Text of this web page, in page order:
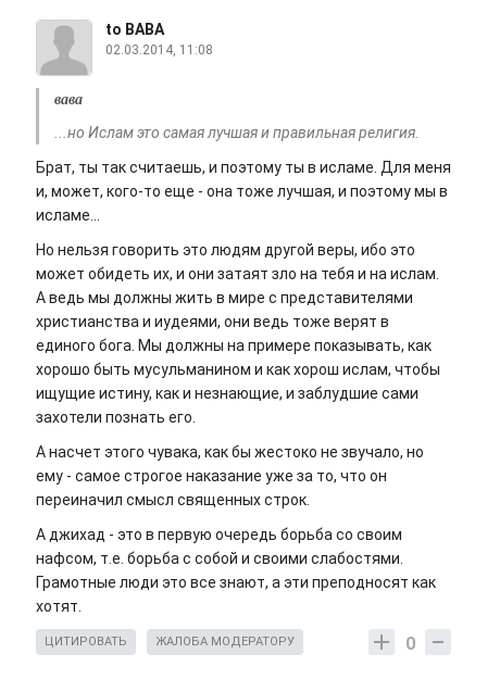
to ВАВА
02.03.2014, 11:08
вава
...но Ислам это самая лучшая и правильная религия.
Брат, ты так считаешь, и поэтому ты в исламе. Для меня
и, может, кого-то еще - она тоже лучшая, и поэтому мы в
исламе...
Но нельзя говорить это людям другой веры, ибо это
может обидеть их, и они затаят зло на тебя и на ислам.
А ведь мы должны жить в мире с представителями
христианства и иудеями, они ведь тоже верят в
единого бога. Мы должны на примере показывать, как
хорошо быть мусульманином и как хорош ислам, чтобы
ищущие истину, как и незнающие, и заблудшие сами
захотели познать его.
А насчет этого чувака, как бы жестоко не звучало, но
ему - самое строгое наказание уже за то, что он
переиначил смысл священных строк.
А джихад - это в первую очередь борьба со своим
нафсом, т.е. борьба с собой и своими слабостями.
Грамотные люди это все знают, а эти преподносят как
хотят.
0
ЦИТИРОВАТЬ ЖАЛОБА МОДЕРАТОРУ